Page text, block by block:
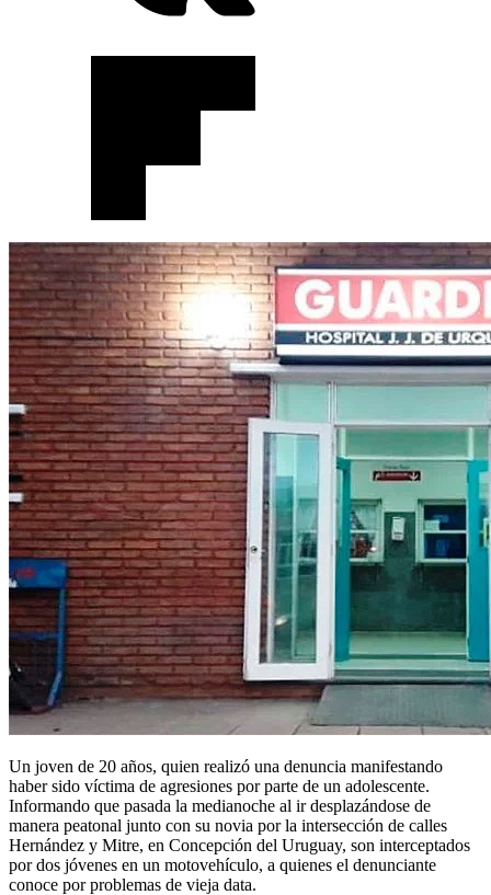
Un joven de 20 años, quien realizó una denuncia manifestando
haber sido víctima de agresiones por parte de un adolescente.
Informando que pasada la medianoche al ir desplazándose de
manera peatonal junto con su novia por la intersección de calles
Hernández y Mitre, en Concepción del Uruguay, son interceptados
por dos jóvenes en un motovehículo, a quienes el denunciante
conoce por problemas de vieja data.